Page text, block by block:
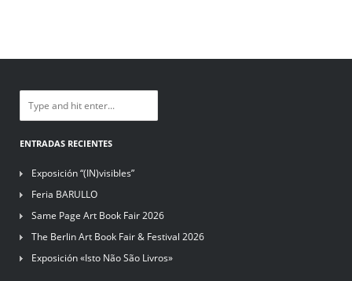
ENTRADAS RECIENTES
Exposición “(IN)visibles”
Feria BARULLO
Same Page Art Book Fair 2026
The Berlin Art Book Fair & Festival 2026
Exposición «Isto Não São Livros»